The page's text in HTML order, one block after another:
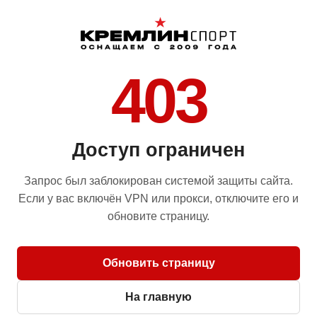
403
Доступ ограничен
Запрос был заблокирован системой защиты сайта.
Если у вас включён VPN или прокси, отключите его и
обновите страницу.
Обновить страницу
На главную